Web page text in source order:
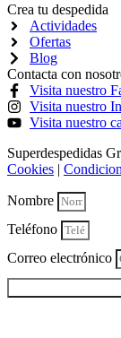
Crea tu despedida
Actividades
Ofertas
Blog
Contacta con
Visita nuestro
Visita nuestro
Visita nuestro
Superdespedidas
Cookies |
Nombre
Teléfono
Correo electrónico